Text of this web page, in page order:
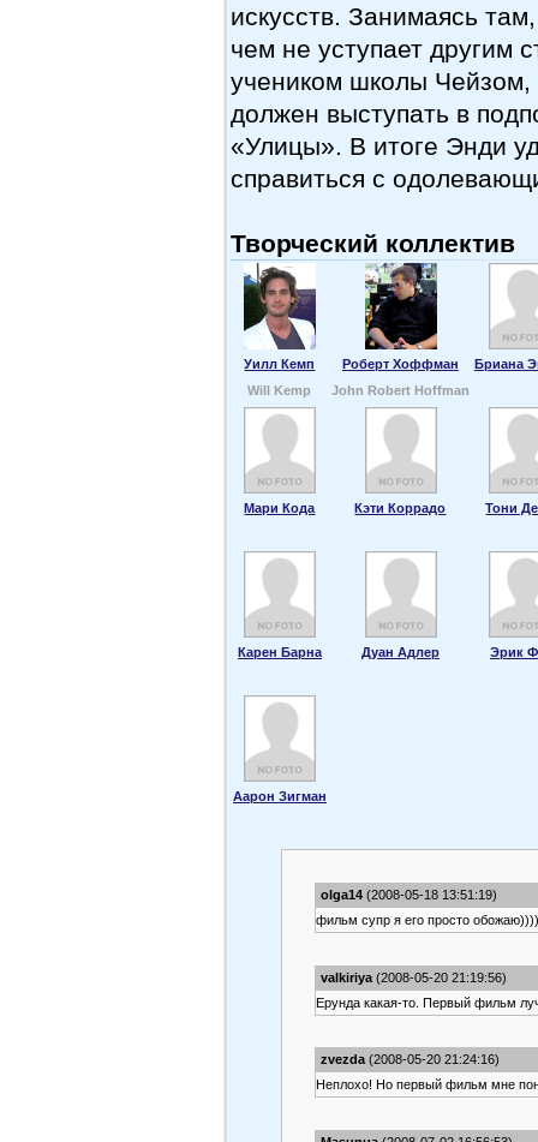
искусств. Занимаясь
чем не уступает другим
учеником школы Чейзом,
должен выступать в
«Улицы». В итоге Энди
справиться с
Творческий коллектив
Уилл Кемп Роберт Хоффман
Бриана
Will Kemp
John Robert Hoffman
Мари Кода Кэти Коррадо Тони
Карен Барна Дуан Адлер Эрик
Аарон Зигман
olga14 (2008-05-18 13:51:19)
фильм супр я его просто обожаю))))
valkiriya (2008-05-20 21:19:56)
Ерунда какая-то. Первый фильм
zvezda (2008-05-20 21:24:16)
Неплохо! Но первый фильм мне